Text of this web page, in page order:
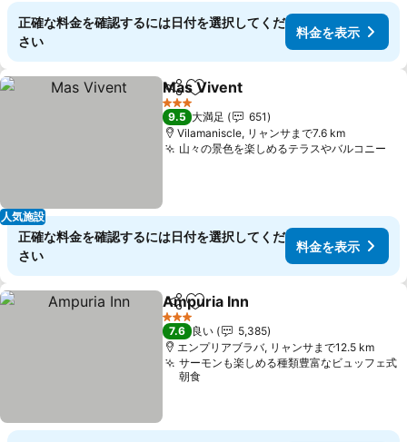
正確な料金を確認するには日付を選択してくだ
さい
料金を表示
人気施設
シェアお気に入りに追加
Mas Vivent
3 ホテルのランク
9.5 大満足
651
Vilamaniscle, リャンサまで7.6 km
山々の景色を楽しめるテラスやバルコニー
正確な料金を確認するには日付を選択してくだ
さい
料金を表示
シェアお気に入りに追加
Ampuria Inn
3 ホテルのランク
7.6 良い
5,385
エンプリアブラバ, リャンサまで12.5 km
サーモンも楽しめる種類豊富なビュッフェ式
朝食